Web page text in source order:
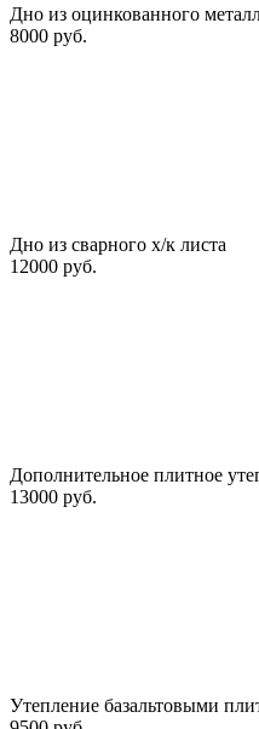
Дно из оцинкованного
8000 руб.
Дно из сварного х/к листа
12000 руб.
Дополнительное плитное
13000 руб.
Утепление базальтовыми